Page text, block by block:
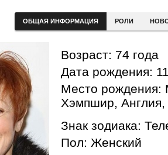
ОБЩАЯ ИНФОРМАЦИЯ РОЛИ
Возраст: 74 года
Дата рождения:
Место
Хэмпшир, Англия,
Знак зодиака:
Пол: Женский